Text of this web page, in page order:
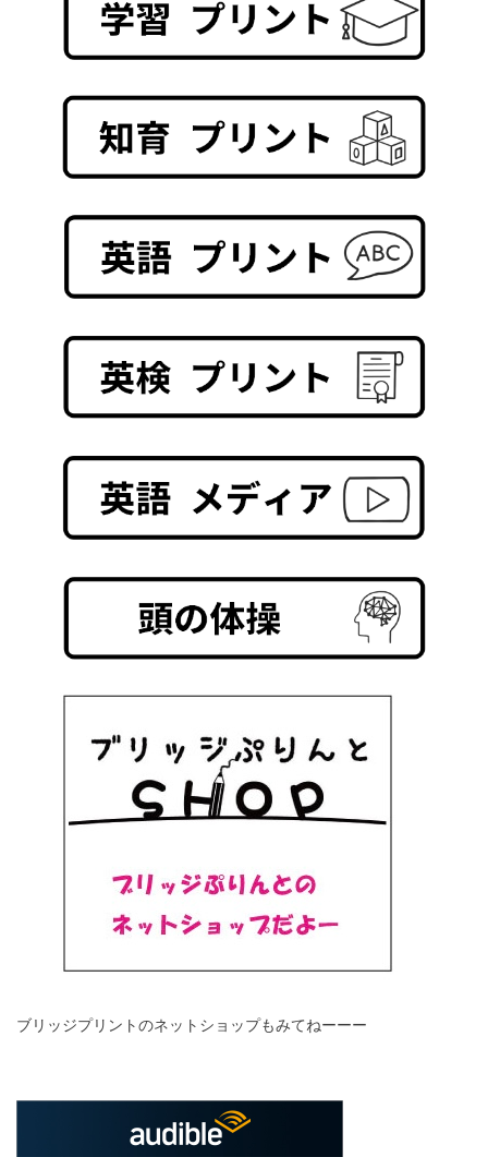
ブリッジプリントのネットショップもみてねーーー